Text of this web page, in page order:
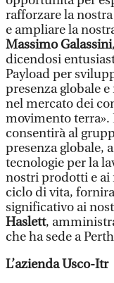
rafforzare la
e ampliare la
Massimo Galassini
dicendosi
Payload per
presenza globale
nel mercato dei
movimento terra».
consentirà al
presenza globale,
tecnologie per la
nostri prodotti e ai
ciclo di vita,
significativo ai
Haslett,
che ha sede a
L’azienda Usco-Itr